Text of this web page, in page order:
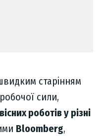
старінням
сили,
роботів у різні
Bloomberg,